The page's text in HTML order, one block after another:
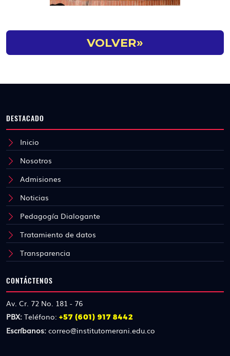
VOLVER»
DESTACADO
Inicio
Nosotros
Admisiones
Noticias
Pedagogía Dialogante
Tratamiento de datos
Transparencia
CONTÁCTENOS
Av. Cr. 72 No. 181 - 76
PBX: Teléfono: +57 (601) 917 8442
Escríbanos: correo@institutomerani.edu.co